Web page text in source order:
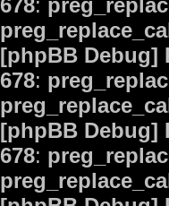
678:
[phpBB Debug]
678:
[phpBB Debug]
678: